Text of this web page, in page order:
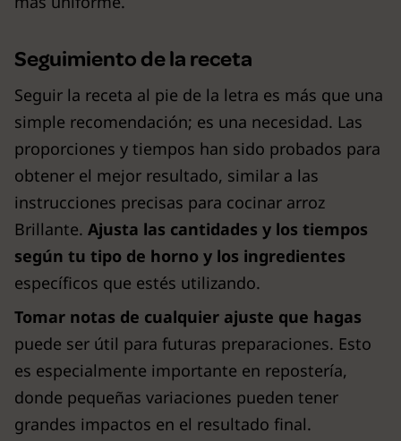
Seguimiento de la receta
Seguir la receta al pie de la letra es más que una
simple recomendación; es una necesidad. Las
proporciones y tiempos han sido probados para
obtener el mejor resultado, similar a las
instrucciones precisas para cocinar arroz
Brillante. Ajusta las cantidades y los tiempos
según tu tipo de horno y los ingredientes
específicos que estés utilizando.
Tomar notas de cualquier ajuste que hagas
puede ser útil para futuras preparaciones. Esto
es especialmente importante en repostería,
donde pequeñas variaciones pueden tener
grandes impactos en el resultado final.